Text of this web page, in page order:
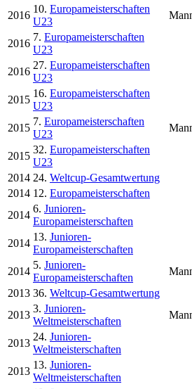
2016
10. Europameisterschaften
U23
2016
7. Europameisterschaften
U23
2016
27. Europameisterschaften
U23
2015
16. Europameisterschaften
U23
2015
7. Europameisterschaften
U23
2015
32. Europameisterschaften
U23
2014 24. Weltcup-Gesamtwertung
2014 12. Europameisterschaften
2014
6. Junioren-
Europameisterschaften
2014
13. Junioren-
Europameisterschaften
2014
5. Junioren-
Europameisterschaften
2013 36. Weltcup-Gesamtwertung
2013
3. Junioren-
Weltmeisterschaften
2013
24. Junioren-
Weltmeisterschaften
2013
13. Junioren-
Weltmeisterschaften